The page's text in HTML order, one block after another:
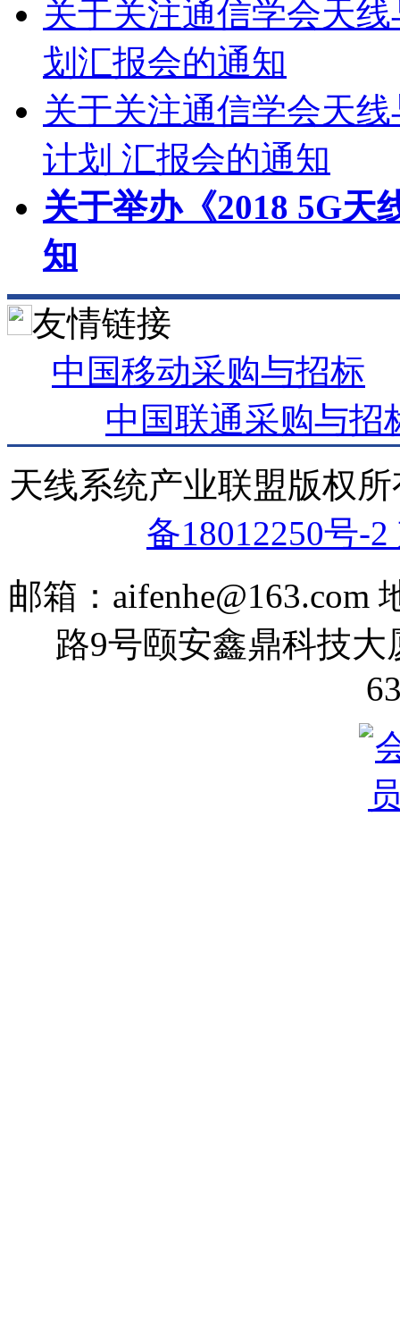
关于关注通信学会天
划汇报会的通知
关于关注通信学会天
计划 汇报会的通知
关于举办《2018 5G天
知
友情链接
中国移动采购与招标
中国联通采购与招
天线系统产业联盟版权
备18012250号-
邮箱：
路9号颐安鑫鼎科技大